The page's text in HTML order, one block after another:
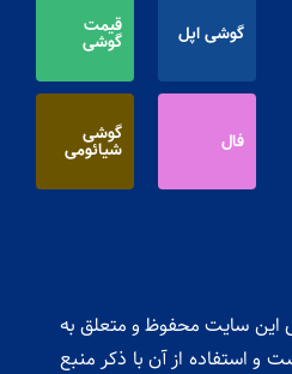
گوشی اپل قیمت
گوشی
فال گوشی
شیائومی
این سایت محفوظ و متعلق به
و استفاده از آن با ذکر منبع